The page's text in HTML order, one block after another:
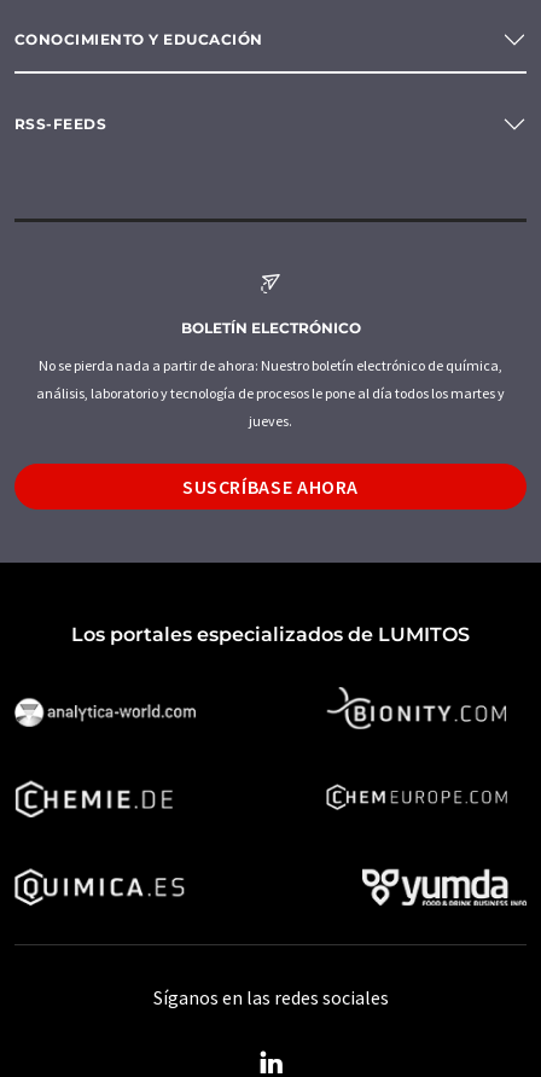
CONOCIMIENTO Y EDUCACIÓN
RSS-FEEDS
BOLETÍN ELECTRÓNICO
No se pierda nada a partir de ahora: Nuestro boletín electrónico de química,
análisis, laboratorio y tecnología de procesos le pone al día todos los martes y
jueves.
SUSCRÍBASE AHORA
Los portales especializados de LUMITOS
Síganos en las redes sociales